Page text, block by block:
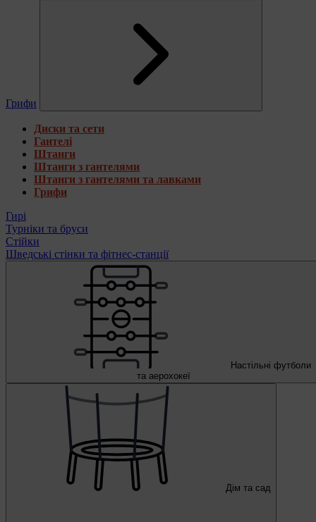
Грифи
Диски та сети
Гантелі
Штанги
Штанги з гантелями
Штанги з гантелями та лавками
Грифи
Гирі
Турніки та бруси
Стійки
Шведські стінки та фітнес-станції
Настільні футболи
та аерохокеї
Дім та сад